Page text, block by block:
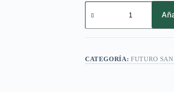
CATEGORÍA:FUTURO